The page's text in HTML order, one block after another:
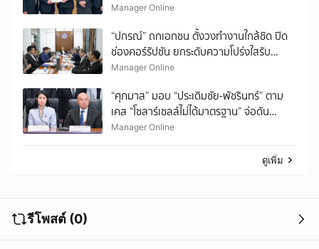
ช่วยคดี “ศักดิ์สยาม”
Manager Online
“ปกรณ์” ถกเอกชน ตั้งวงทำงานใกล้ชิด ปิด
ช่องคอร์รัปชัน ยกระดับความโปร่งใสรับ
OECD
Manager Online
“ศุภมาส” มอบ “ประเดิมชัย-พัชรินทร์” ตาม
เคส “โซลาร์เซลล์ไม่ได้มาตรฐาน” จ่อดัน
“สินค้าควบคุมฉลากเป็นการเฉพาะ”
Manager Online
ดูเพิ่ม
รีโพสต์ (0)